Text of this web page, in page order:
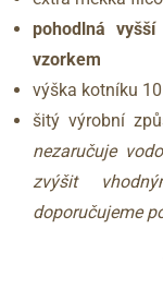
pohodlná
vzorkem
výška kotníku
šitý výrobní
nezaručuje
zvýšit
doporučujeme